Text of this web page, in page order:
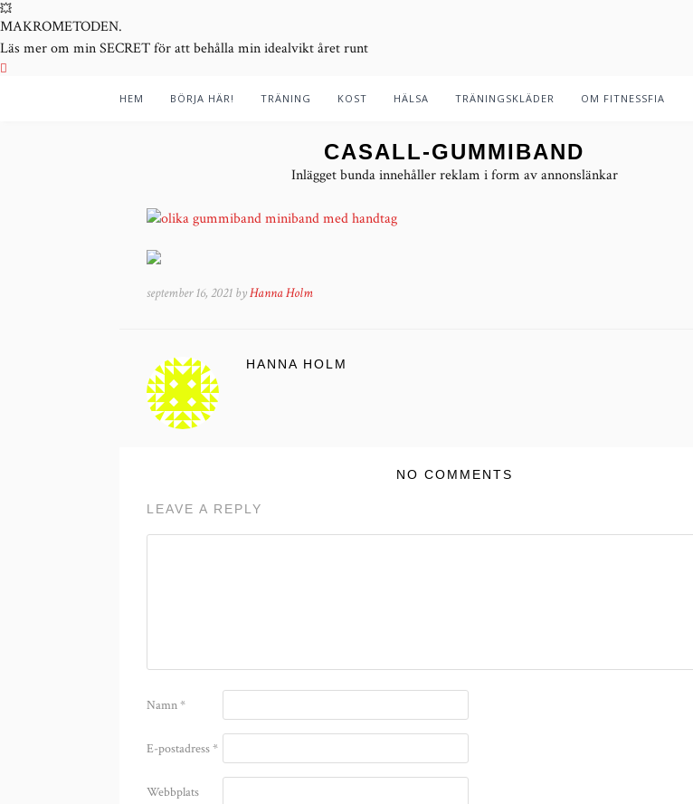
💥
MAKROMETODEN.
Läs mer om min SECRET för att behålla min idealvikt året runt
HEM BÖRJA HÄR! TRÄNING KOST HÄLSA TRÄNINGSKLÄDER OM FITNESSFIA
CASALL-GUMMIBAND
Inlägget bunda innehåller reklam i form av annonslänkar
september 16, 2021 byHanna Holm
HANNA HOLM
NO COMMENTS
LEAVE A REPLY
Namn*
E-postadress*
Webbplats